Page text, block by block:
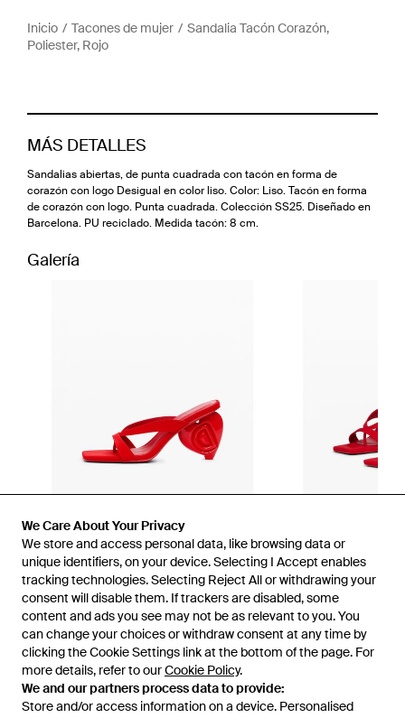
We Care About Your Privacy
We store and access personal data, like browsing data or
unique identifiers, on your device. Selecting I Accept enables
tracking technologies. Selecting Reject All or withdrawing your
consent will disable them. If trackers are disabled, some
content and ads you see may not be as relevant to you. You
can change your choices or withdraw consent at any time by
clicking the Cookie Settings link at the bottom of the page. For
more details, refer to ourCookie Policy.
We and our partners process data to provide:
Store and/or access information on a device. Personalised
Inicio Tacones de mujer
Sandalia Tacón Corazón,
Poliester, Rojo
MÁS DETALLES
Sandalias abiertas, de punta cuadrada con tacón en forma de
corazón con logo Desigual en color liso. Color: Liso. Tacón en forma
de corazón con logo. Punta cuadrada. Colección SS25. Diseñado en
Barcelona. PU reciclado. Medida tacón: 8 cm.
Galería
Disponible anteriormente en:Desigual